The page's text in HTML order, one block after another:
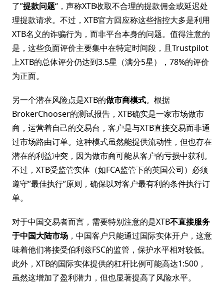
了”提款问题“，声称XTB收取不合理的提款佣金或延迟处
理提款请求。不过，XTB官方回应称这些指控大多是利用
XTB名义的诈骗行为，而非平台本身的问题。值得注意的
是，这些负面评价主要集中在特定时间段，且Trustpilot
上XTB的总体评分仍达到3.5星（满分5星），78%的评价
为正面。
另一个潜在风险点是XTB的做市商模式。根据
BrokerChooser的测试报告，XTB确实是一家市场做市
商，运营着自己的交易台，客户是与XTB直接交易而非通
过市场路由订单。这种模式虽然能提供流动性，但也存在
潜在的利益冲突，因为做市商可能从客户的亏损中获利。
不过，XTB受监管实体（如FCA监管下的英国公司）必须
遵守”最佳执行”原则，确保以对客户最有利的条件执行订
单。
对于中国交易者而言，需要特别注意的是XTB不直接服务
于中国大陆市场 ，中国客户只能通过国际实体开户，这意
味着他们将接受伯利兹FSC的监管，保护水平相对较低。
此外，XTB的国际实体提供的杠杆比例可能高达1:500，
虽然这增加了盈利潜力，但也显著提高了风险水平。